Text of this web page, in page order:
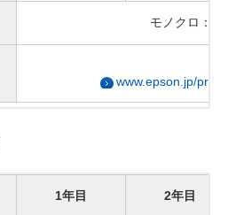
モノクロ：
www.epson.jp/
1年目 2年目